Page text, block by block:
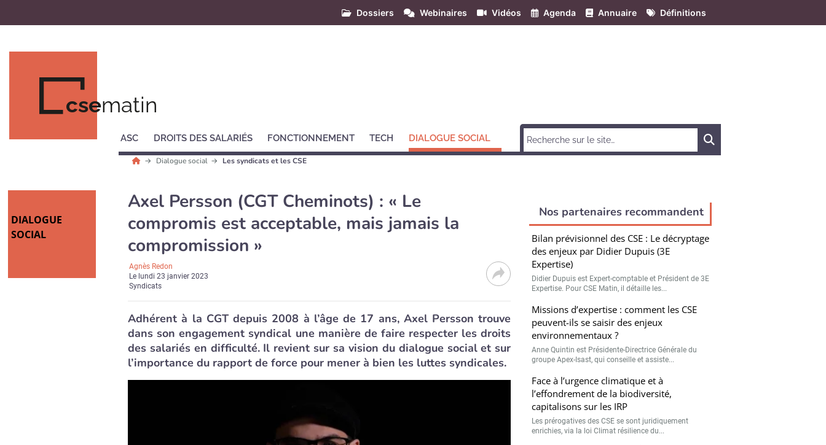
Dossiers Webinaires Vidéos Agenda Annuaire Définitions
csematin
ASC DROITS DES SALARIÉS FONCTIONNEMENT TECH DIALOGUE SOCIAL
Dialogue social Les syndicats et les CSE
DIALOGUE
SOCIAL
Axel Persson (CGT Cheminots) : « Le
compromis est acceptable, mais jamais la
compromission »
Agnès Redon
Le lundi 23 janvier 2023
Syndicats
Adhérent à la CGT depuis 2008 à l’âge de 17 ans, Axel Persson trouve
dans son engagement syndical une manière de faire respecter les droits
des salariés en difficulté. Il revient sur sa vision du dialogue social et sur
l’importance du rapport de force pour mener à bien les luttes syndicales.
Nos partenaires recommandent
Bilan prévisionnel des CSE : Le décryptage
des enjeux par Didier Dupuis (3E
Expertise)
Didier Dupuis est Expert-comptable et Président de 3E
Expertise. Pour CSE Matin, il détaille les...
Missions d’expertise : comment les CSE
peuvent-ils se saisir des enjeux
environnementaux ?
Anne Quintin est Présidente-Directrice Générale du
groupe Apex-Isast, qui conseille et assiste...
Face à l’urgence climatique et à
l’effondrement de la biodiversité,
capitalisons sur les IRP
Les prérogatives des CSE se sont juridiquement
enrichies, via la loi Climat résilience du...